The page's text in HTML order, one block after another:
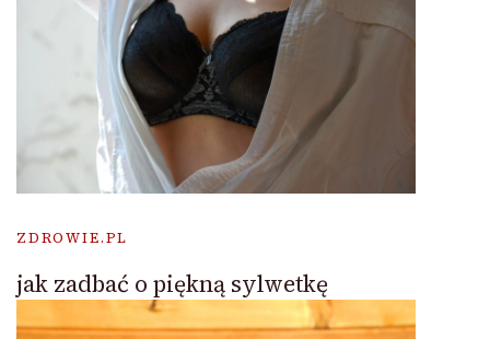
ZDROWIE.PL
jak zadbać o piękną sylwetkę